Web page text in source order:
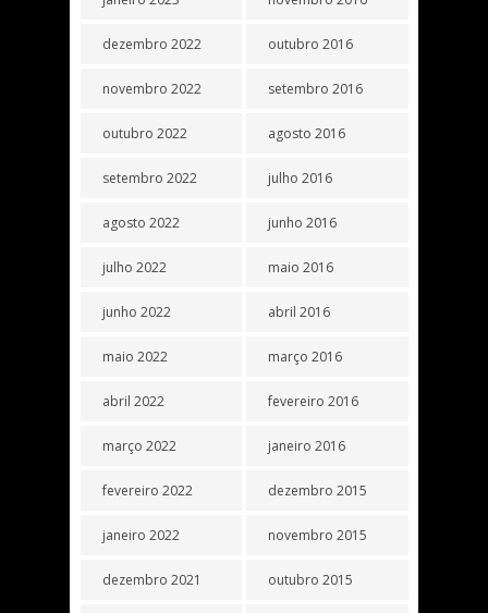
dezembro 2022
novembro 2022
outubro 2022
setembro 2022
agosto 2022
julho 2022
junho 2022
maio 2022
abril 2022
março 2022
fevereiro 2022
janeiro 2022
dezembro 2021
outubro 2016
setembro 2016
agosto 2016
julho 2016
junho 2016
maio 2016
abril 2016
março 2016
fevereiro 2016
janeiro 2016
dezembro 2015
novembro 2015
outubro 2015